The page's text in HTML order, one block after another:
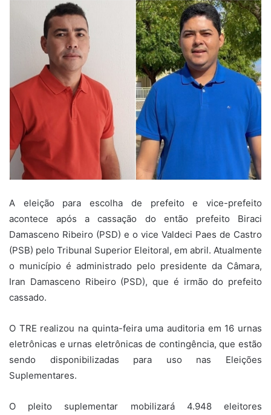
A eleição para escolha de prefeito e vice-prefeito
acontece após a cassação do então prefeito Biraci
Damasceno Ribeiro (PSD) e o vice Valdeci Paes de Castro
(PSB) pelo Tribunal Superior Eleitoral, em abril. Atualmente
o município é administrado pelo presidente da Câmara,
Iran Damasceno Ribeiro (PSD), que é irmão do prefeito
cassado.
O TRE realizou na quinta-feira uma auditoria em 16 urnas
eletrônicas e urnas eletrônicas de contingência, que estão
sendo disponibilizadas para uso nas Eleições
Suplementares.
O pleito suplementar mobilizará 4.948 eleitores